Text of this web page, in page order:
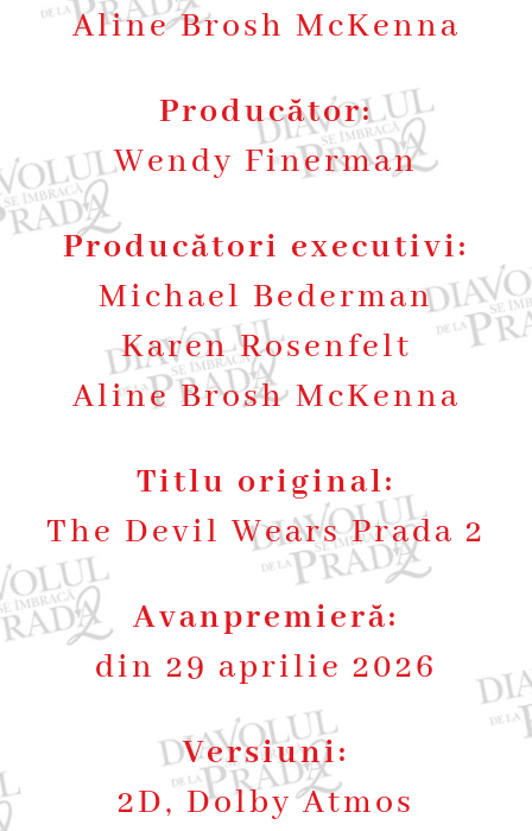
Aline Brosh McKenna
Producător:
Wendy Finerman
Producători executivi:
Michael Bederman
Karen Rosenfelt
Aline Brosh McKenna
Titlu original:
The Devil Wears Prada 2
Avanpremieră:
din 29 aprilie 2026
Versiuni:
2D, Dolby Atmos